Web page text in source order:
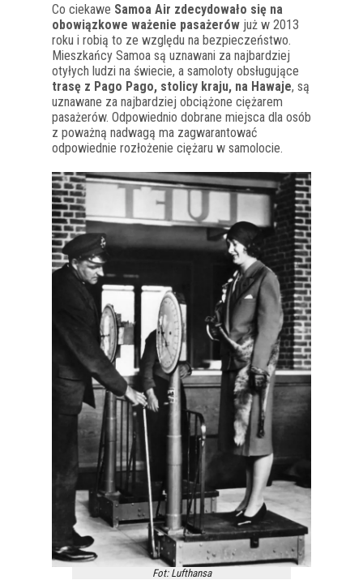
Co ciekawe Samoa Air zdecydowało się na
obowiązkowe ważenie pasażerów już w 2013
roku i robią to ze względu na bezpieczeństwo.
Mieszkańcy Samoa są uznawani za najbardziej
otyłych ludzi na świecie, a samoloty obsługujące
trasę z Pago Pago, stolicy kraju, na Hawaje, są
uznawane za najbardziej obciążone ciężarem
pasażerów. Odpowiednio dobrane miejsca dla osób
z poważną nadwagą ma zagwarantować
odpowiednie rozłożenie ciężaru w samolocie.
Fot: Lufthansa